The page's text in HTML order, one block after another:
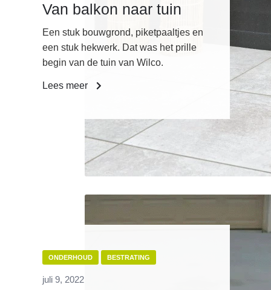
Van balkon naar tuin
Een stuk bouwgrond, piketpaaltjes en
een stuk hekwerk. Dat was het prille
begin van de tuin van Wilco.
Lees meer
ONDERHOUD BESTRATING
juli 9, 2022